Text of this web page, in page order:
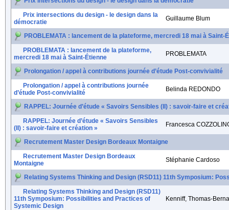
Prix intersections du design - le design dans la
démocratie
Guillaume Blum
PROBLEMATA : lancement de la plateforme, mercredi 18 mai à Saint-
PROBLEMATA : lancement de la plateforme,
mercredi 18 mai à Saint-Étienne
PROBLEMATA
Prolongation / appel à contributions journée d’étude Post-convivialité
Prolongation / appel à contributions journée
d’étude Post-convivialité
Belinda REDONDO
RAPPEL: Journée d’étude « Savoirs Sensibles (II) : savoir-faire et
RAPPEL: Journée d’étude « Savoirs Sensibles
(II) : savoir-faire et création »
Francesca
Recrutement Master Design Bordeaux Montaigne
Recrutement Master Design Bordeaux
Montaigne
Stéphanie Cardoso
Relating Systems Thinking and Design (RSD11) 11th Symposium:
Relating Systems Thinking and Design (RSD11)
11th Symposium: Possibilities and Practices of
Systemic Design
Kenniff, Thomas-